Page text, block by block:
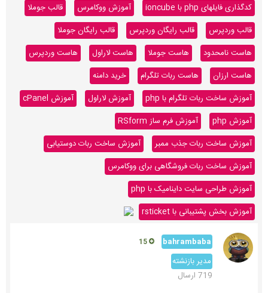
کدگذاری فایلهای php با ioncube آموزش ووکامرس
قالب جوملا
قالب وردپرس
قالب رایگان وردپرس
قالب رایگان جوملا
هاست نامحدود
هاست جوملا هاست لاراول
هاست وردپرس
هاست ارزان
هاست ربات تلگرام
خرید دامنه
آموزش ساخت ربات تلگرام با php
آموزش لاراول
آموزش cPanel
آموزش php
آموزش فرم ساز RSform
آموزش ساخت ربات جذب ممبر
آموزش ساخت ربات دوستیابی
آموزش ساخت ربات فروشگاهی برای ووکامرس
آموزش طراحی سایت داینامیک با php
آموزش بخش پشتیبانی با rsticket
bahrambaba
مدیر بازنشته
719 ارسال